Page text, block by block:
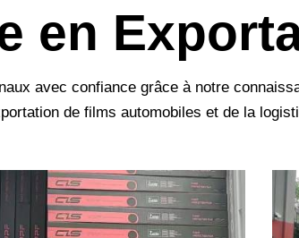
en
avec confiance grâce à notre
de films automobiles et de la